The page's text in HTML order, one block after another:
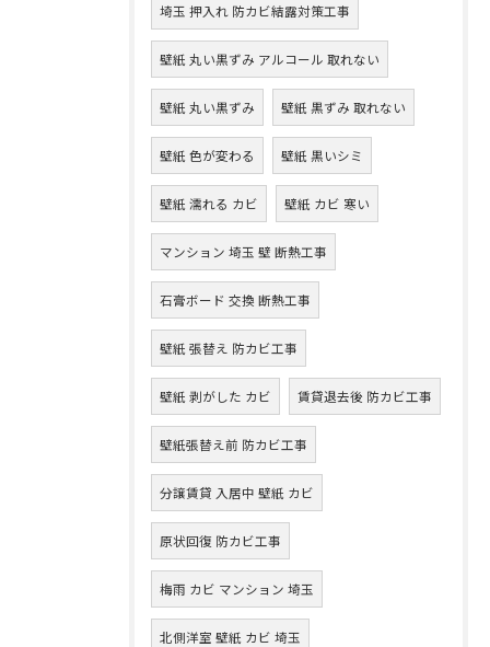
埼玉 押入れ 防カビ結露対策工事
壁紙 丸い黒ずみ アルコール 取れない
壁紙 丸い黒ずみ 壁紙 黒ずみ 取れない
壁紙 色が変わる 壁紙 黒いシミ
壁紙 濡れる カビ 壁紙 カビ 寒い
マンション 埼玉 壁 断熱工事
石膏ボード 交換 断熱工事
壁紙 張替え 防カビ工事
壁紙 剥がした カビ 賃貸退去後 防カビ工事
壁紙張替え前 防カビ工事
分譲賃貸 入居中 壁紙 カビ
原状回復 防カビ工事
梅雨 カビ マンション 埼玉
北側洋室 壁紙 カビ 埼玉